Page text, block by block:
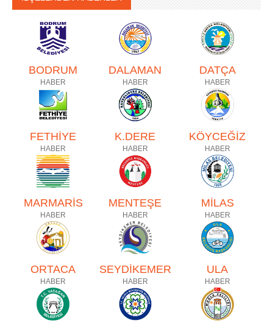
BODRUM
HABER
DALAMAN
HABER
DATÇA
HABER
FETHİYE
HABER
K.DERE
HABER
KÖYCEĞİZ
HABER
MARMARİS
HABER
MENTEŞE
HABER
MİLAS
HABER
ORTACA
HABER
SEYDİKEMER
HABER
ULA
HABER